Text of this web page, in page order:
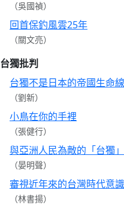
（吳國禎）
回首保釣風雲25年
（關文亮）
台獨批判
台獨不是日本的帝國生命線
（劉新）
小鳥在你的手裡
（張健行）
與亞洲人民為敵的「台獨
（晏明聲）
審視近年來的台灣時代意
（林書揚）